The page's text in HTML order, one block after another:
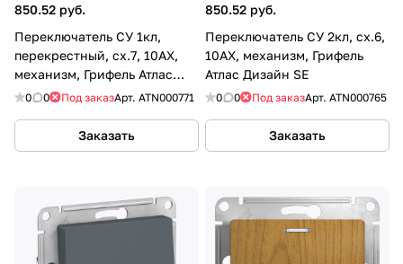
850.52 руб.
Переключатель СУ 1кл,
перекрестный, сх.7, 10AX,
механизм, Грифель Атлас
Дизайн SE
0 0 Под заказАрт. ATN000771
Заказать
850.52 руб.
Переключатель СУ 2кл, сх.6,
10AX, механизм, Грифель
Атлас Дизайн SE
0 0 Под заказАрт. ATN000765
Заказать